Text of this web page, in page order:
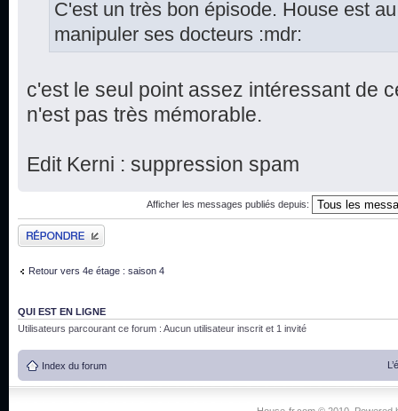
C'est un très bon épisode. House est
manipuler ses docteurs :mdr:
c'est le seul point assez intéressant de
n'est pas très mémorable.
Edit Kerni : suppression spam
Afficher les messages publiés depuis:
Publier une réponse
Retour vers 4e étage : saison 4
QUI EST EN LIGNE
Utilisateurs parcourant ce forum : Aucun utilisateur inscrit et 1 invité
Index du forum